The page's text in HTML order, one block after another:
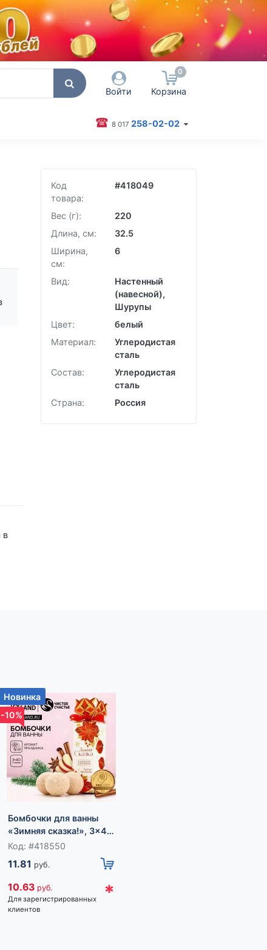
Войти
Запомнить меня
Согласен на обработку
персональных данных
Войти
Забыли пароль?
0
Корзина
8 017 258-02-02
Код
товара:
#418049
Вес (г):
220
Длина, см:
32.5
Ширина,
см:
6
Вид:
Настенный
(навесной),
Шурупы
Цвет:
белый
Материал:
Углеродистая
сталь
Состав:
Углеродистая
сталь
Страна:
Россия
в
Новинка
-10%
Бомбочки для ванны
«Зимняя сказка!», 3×40
г, Чистое счастье
Код: #418550
11.81 руб.
10.63 руб.
Для зарегистрированных
клиентов
*